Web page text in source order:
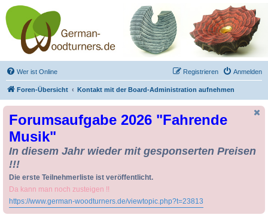
Drechseln und
Kunsthandwerk -
German-Woodturners
*Forum Sauerland*
Der Treffpunkt für Drechsler und Freunde des Kunsthandwerks
Wer ist Online Anmelden
Registrieren
Foren-Übersicht Kontakt mit der Board-Administration aufnehmen
Forumsaufgabe 2026 "Fahrende
Musik"
In diesem Jahr wieder mit gesponserten Preisen
!!!
Die erste Teilnehmerliste ist veröffentlicht.
Da kann man noch zusteigen !!
https://www.german-woodturners.de/viewtopic.php?t=23813